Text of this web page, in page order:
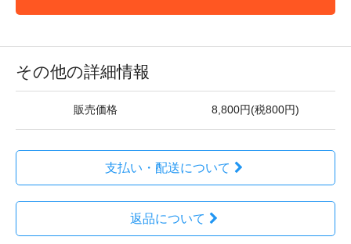
その他の詳細情報
販売価格 8,800円(税800円)
支払い・配送について
返品について